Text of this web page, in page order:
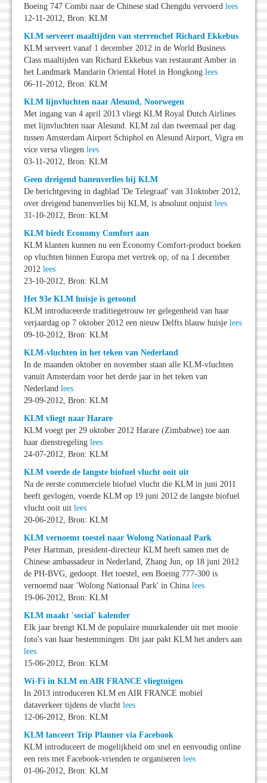
Boeing 747 Combi naar de Chinese stad Chengdu vervoerd lees
12-11-2012, Bron: KLM
KLM serveert maaltijden van sterrenchef Richard Ekkebus
KLM serveert vanaf 1 december 2012 in de World Business
Class maaltijden van Richard Ekkebus van restaurant Amber in
het Landmark Mandarin Oriental Hotel in Hongkong lees
06-11-2012, Bron: KLM
KLM lijnvluchten naar Alesund, Noorwegen
Met ingang van 4 april 2013 vliegt KLM Royal Dutch Airlines
met lijnvluchten naar Alesund. KLM zal dan tweemaal per dag
tussen Amsterdam Airport Schiphol en Alesund Airport, Vigra en
vice versa vliegen lees
03-11-2012, Bron: KLM
Geen dreigend banenverlies bij KLM
De berichtgeving in dagblad 'De Telegraaf' van 31oktober 2012,
over dreigend banenverlies bij KLM, is absoluut onjuist lees
31-10-2012, Bron: KLM
KLM biedt Economy Comfort aan
KLM klanten kunnen nu een Economy Comfort-product boeken
op vluchten binnen Europa met vertrek op, of na 1 december
2012 lees
23-10-2012, Bron: KLM
Het 93e KLM huisje is getoond
KLM introduceerde traditiegetrouw ter gelegenheid van haar
verjaardag op 7 oktober 2012 een nieuw Delfts blauw huisje lees
09-10-2012, Bron: KLM
KLM-vluchten in het teken van Nederland
In de maanden oktober en november staan alle KLM-vluchten
vanuit Amsterdam voor het derde jaar in het teken van
Nederland lees
29-09-2012, Bron: KLM
KLM vliegt naar Harare
KLM voegt per 29 oktober 2012 Harare (Zimbabwe) toe aan
haar dienstregeling lees
24-07-2012, Bron: KLM
KLM voerde de langste biofuel vlucht ooit uit
Na de eerste commerciele biofuel vlucht die KLM in juni 2011
heeft gevlogen, voerde KLM op 19 juni 2012 de langste biofuel
vlucht ooit uit lees
20-06-2012, Bron: KLM
KLM vernoemt toestel naar Wolong Nationaal Park
Peter Hartman, president-directeur KLM heeft samen met de
Chinese ambassadeur in Nederland, Zhang Jun, op 18 juni 2012
de PH-BVG, gedoopt. Het toestel, een Boeing 777-300 is
vernoemd naar 'Wolong Nationaal Park' in China lees
19-06-2012, Bron: KLM
KLM maakt 'social' kalender
Elk jaar brengt KLM de populaire muurkalender uit met mooie
foto's van haar bestemmingen. Dit jaar pakt KLM het anders aan
lees
15-06-2012, Bron: KLM
Wi-Fi in KLM en AIR FRANCE vliegtuigen
In 2013 introduceren KLM en AIR FRANCE mobiel
dataverkeer tijdens de vlucht lees
12-06-2012, Bron: KLM
KLM lanceert Trip Planner via Facebook
KLM introduceert de mogelijkheid om snel en eenvoudig online
een reis met Facebook-vrienden te organiseren lees
01-06-2012, Bron: KLM